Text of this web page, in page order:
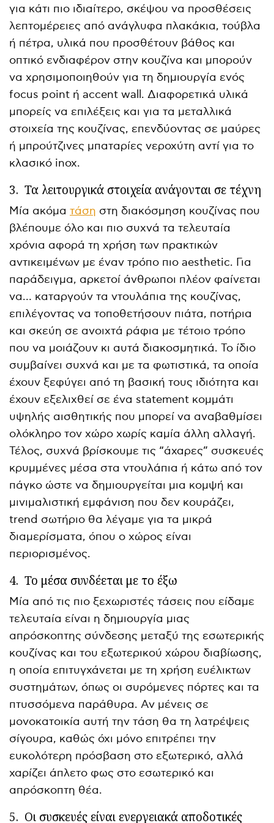
για κάτι πιο ιδιαίτερο, σκέψου να προσθέσεις
λεπτομέρειες από ανάγλυφα πλακάκια, τούβλα
ή πέτρα, υλικά που προσθέτουν βάθος και
οπτικό ενδιαφέρον στην κουζίνα και μπορούν
να χρησιμοποιηθούν για τη δημιουργία ενός
focus point ή accent wall. Διαφορετικά υλικά
μπορείς να επιλέξεις και για τα μεταλλικά
στοιχεία της κουζίνας, επενδύοντας σε μαύρες
ή μπρούτζινες μπαταρίες νεροχύτη αντί για το
κλασικό inox.
3. Τα λειτουργικά στοιχεία ανάγονται σε τέχνη
Μία ακόματάση στη διακόσμηση κουζίνας που
βλέπουμε όλο και πιο συχνά τα τελευταία
χρόνια αφορά τη χρήση των πρακτικών
αντικειμένων με έναν τρόπο πιο aesthetic. Για
παράδειγμα, αρκετοί άνθρωποι πλέον φαίνεται
να… καταργούν τα ντουλάπια της κουζίνας,
επιλέγοντας να τοποθετήσουν πιάτα, ποτήρια
και σκεύη σε ανοιχτά ράφια με τέτοιο τρόπο
που να μοιάζουν κι αυτά διακοσμητικά. Το ίδιο
συμβαίνει συχνά και με τα φωτιστικά, τα οποία
έχουν ξεφύγει από τη βασική τους ιδιότητα και
έχουν εξελιχθεί σε ένα statement κομμάτι
υψηλής αισθητικής που μπορεί να αναβαθμίσει
ολόκληρο τον χώρο χωρίς καμία άλλη αλλαγή.
Τέλος, συχνά βρίσκουμε τις “άχαρες” συσκευές
κρυμμένες μέσα στα ντουλάπια ή κάτω από τον
πάγκο ώστε να δημιουργείται μια κομψή και
μινιμαλιστική εμφάνιση που δεν κουράζει,
trend σωτήριο θα λέγαμε για τα μικρά
διαμερίσματα, όπου ο χώρος είναι
περιορισμένος.
4. Το μέσα συνδέεται με το έξω
Μία από τις πιο ξεχωριστές τάσεις που είδαμε
τελευταία είναι η δημιουργία μιας
απρόσκοπτης σύνδεσης μεταξύ της εσωτερικής
κουζίνας και του εξωτερικού χώρου διαβίωσης,
η οποία επιτυγχάνεται με τη χρήση ευέλικτων
συστημάτων, όπως οι συρόμενες πόρτες και τα
πτυσσόμενα παράθυρα. Αν μένεις σε
μονοκατοικία αυτή την τάση θα τη λατρέψεις
σίγουρα, καθώς όχι μόνο επιτρέπει την
ευκολότερη πρόσβαση στο εξωτερικό, αλλά
χαρίζει άπλετο φως στο εσωτερικό και
απρόσκοπτη θέα.
5. Οι συσκευές είναι ενεργειακά αποδοτικές